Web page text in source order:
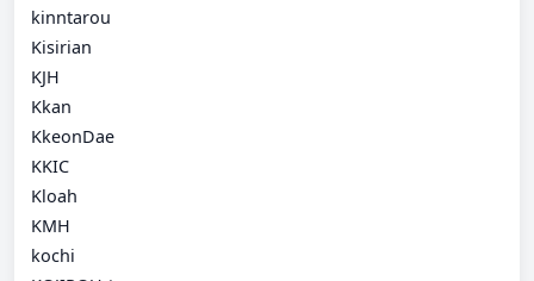
kinntarou
Kisirian
KJH
Kkan
KkeonDae
KKIC
Kloah
KMH
kochi